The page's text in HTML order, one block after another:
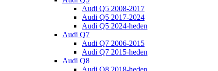
Audi Q5 2008-2017
Audi Q5 2017-2024
Audi Q5 2024-heden
Audi Q7
Audi Q7 2006-2015
Audi Q7 2015-heden
Audi Q8